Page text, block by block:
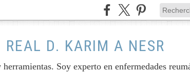
REAL D. KARIM A NESR
Soy experto en enfermedades